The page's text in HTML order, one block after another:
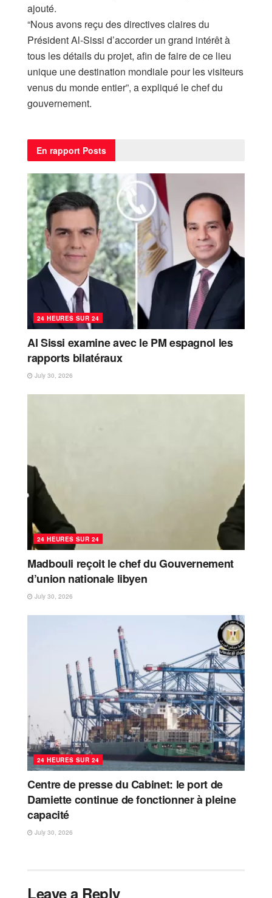
ajouté.
“Nous avons reçu des directives claires du
Président Al-Sissi d’accorder un grand intérêt à
tous les détails du projet, afin de faire de ce lieu
unique une destination mondiale pour les visiteurs
venus du monde entier”, a expliqué le chef du
gouvernement.
En rapport Posts
24 HEURES SUR 24
Al Sissi examine avec le PM espagnol les
rapports bilatéraux
July 30, 2026
24 HEURES SUR 24
Madbouli reçoit le chef du Gouvernement
d’union nationale libyen
July 30, 2026
24 HEURES SUR 24
Centre de presse du Cabinet: le port de
Damiette continue de fonctionner à pleine
capacité
July 30, 2026
Leave a Reply